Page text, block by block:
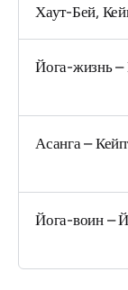
Хаут-Бей,
Йога-жизнь –
Асанга –
Йога-воин –